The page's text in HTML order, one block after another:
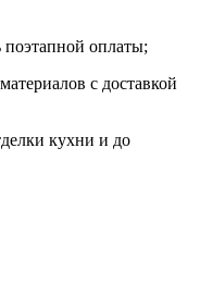
оплаты;
с доставкой
кухни и до